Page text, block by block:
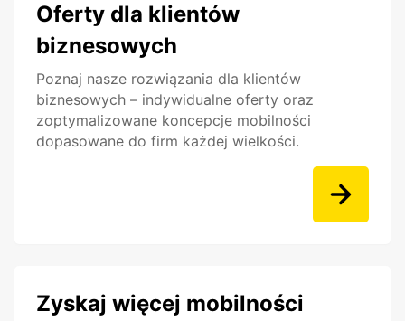
Oferty dla klientów
biznesowych
Poznaj nasze rozwiązania dla klientów
biznesowych – indywidualne oferty oraz
zoptymalizowane koncepcje mobilności
dopasowane do firm każdej wielkości.
Zyskaj więcej mobilności